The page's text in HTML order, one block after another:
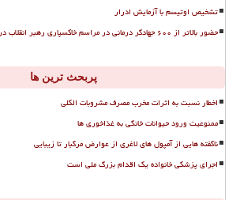
تشخیص اوتیسم با آزمایش ادرار
حضور بالاتر از ۶۰۰ جهادگر درمانی در مراسم خاکسپاری رهبر انقلاب در مشهد
پربحث ترین ها
اخطار نسبت به اثرات مخرب مصرف مشروبات الکلی
ممنوعیت ورود حیوانات خانگی به غذاخوری ها
ناگفته هایی از آمپول های لاغری از عوارض مرگبار تا زیبایی
اجرای پزشکی خانواده یک اقدام بزرگ ملی است